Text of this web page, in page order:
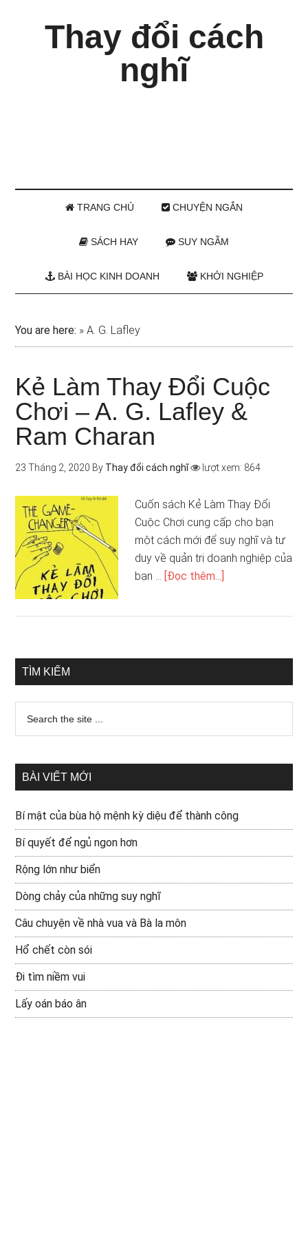
Thay đổi cách
nghĩ
TRANG CHỦ CHUYỆN NGẮN
SÁCH HAY SUY NGẪM
BÀI HỌC KINH DOANH KHỞI NGHIỆP
You are here: »A. G. Lafley
Kẻ Làm Thay Đổi Cuộc
Chơi – A. G. Lafley &
Ram Charan
23 Tháng 2, 2020 By Thay đổi cách nghĩ lượt xem: 864
Cuốn sách Kẻ Làm Thay Đổi
Cuộc Chơi cung cấp cho bạn
một cách mới để suy nghĩ và tư
duy về quản trị doanh nghiệp của
bạn … [Đọc thêm...]
TÌM KIẾM
BÀI VIẾT MỚI
Bí mật của bùa hộ mệnh kỳ diệu để thành công
Bí quyết để ngủ ngon hơn
Rộng lớn như biển
Dòng chảy của những suy nghĩ
Câu chuyện về nhà vua và Bà la môn
Hổ chết còn sói
Đi tìm niềm vui
Lấy oán báo ân